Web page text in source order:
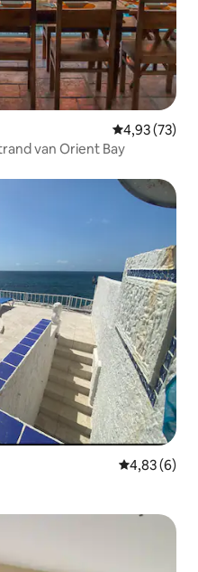
Gemiddelde
4,93 (73)
van Orient Bay
Gemiddelde
4,83 (6)